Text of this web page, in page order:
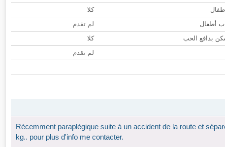
كلا
أطفال
لم تقدم
بدافع الحب
كلا
لم تقدم
Récemment paraplégique suite à un accident de la route et
kg.. pour plus d'info me contacter.